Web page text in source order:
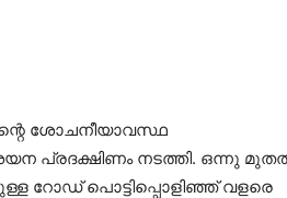
ശോചനീയാവസ്ഥ
പ്രദക്ഷിണം നടത്തി. ഒന്നു
റോഡ് പൊട്ടിപ്പൊളിഞ്ഞ് വളരെ